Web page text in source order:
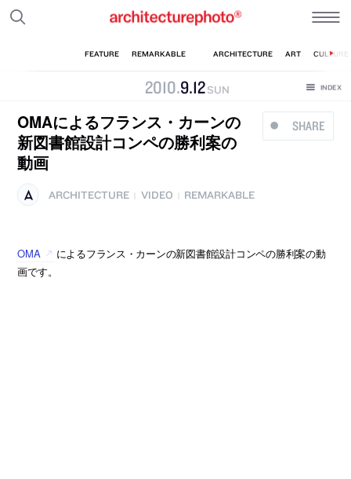
2010.9.12 SUN
SHARE
OMAによるフランス・カーンの
新図書館設計コンペの勝利案の
動画
ARCHITECTURE VIDEO REMARKABLE
OMA
によるフランス・カーンの新図書館設計コンペの勝利案の動
画です。